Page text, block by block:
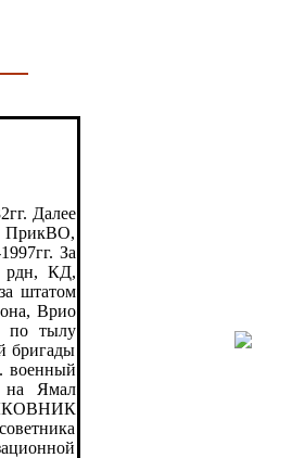
Далее
ПрикВО,
За
рдн, КД,
штатом
Врио
по тылу
бригады
военный
на Ямал